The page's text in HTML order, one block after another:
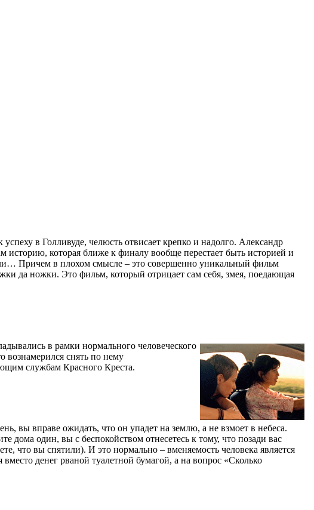
в Голливуде, челюсть отвисает крепко и надолго. Александр
историю, которая ближе к финалу вообще перестает быть историей и
Причем в плохом смысле – это совершенно уникальный фильм
да ножки. Это фильм, который отрицает сам себя, змея, поедающая
в рамки нормального человеческого
вознамерился снять по нему
службам Красного Креста.
вы вправе ожидать, что он упадет на землю, а не взмоет в небеса.
дома один, вы с беспокойством отнесетесь к тому, что позади вас
что вы спятили). И это нормально – вменяемость человека является
денег рваной туалетной бумагой, а на вопрос «Сколько